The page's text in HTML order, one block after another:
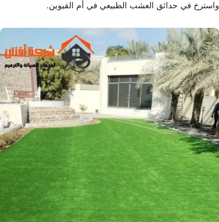
واسترخ في حدائق العشب الطبيعي في أم القيوين.